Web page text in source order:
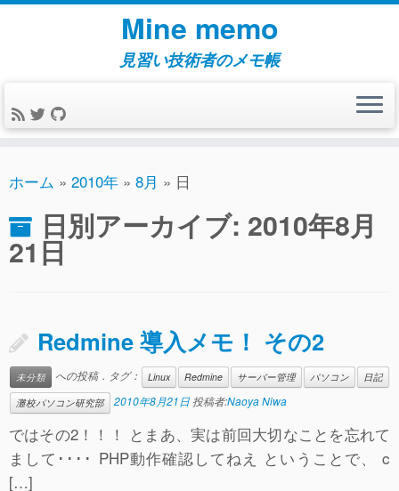
コ
ン
ツ
へ
キ
プ
Mine memo
見習い技術者のメモ帳
ホーム » 2010年 » 8月 » 日
日別アーカイブ: 2010年8月
21日
Redmine 導入メモ！ その2
未分類 への投稿．タグ： Linux Redmine サーバー管理 パソコン
日記
灘校パソコン研究部
2010年8月21日 投稿者:Naoya Niwa
ではその2！！！ とまあ、実は前回大切なことを忘れて
まして････ PHP動作確認してねえ ということで、 c
[…]